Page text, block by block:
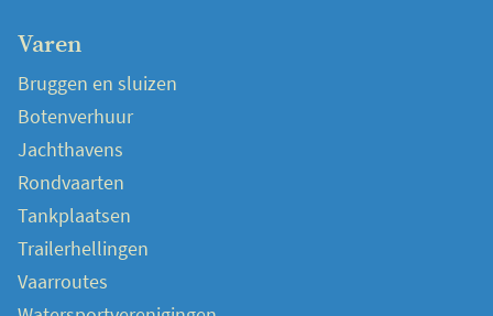
Varen
Bruggen en sluizen
Botenverhuur
Jachthavens
Rondvaarten
Tankplaatsen
Trailerhellingen
Vaarroutes